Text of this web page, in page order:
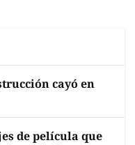
cayó en
de película que